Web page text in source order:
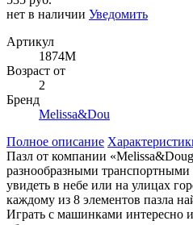
нет в наличии Уведомить
Артикул
1874M
Возраст от
2
Бренд
Melissa&Dou
Полное описание
Пазл от компании
разнообразными
увидеть в небе или на улицах
каждому из 8 элементов пазла
Играть с машинками интересно